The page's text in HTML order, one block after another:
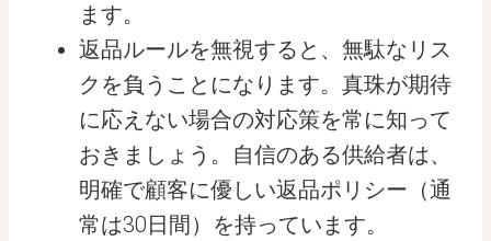
ます。
返品ルールを無視すると、無駄なリス
クを負うことになります。真珠が期待
に応えない場合の対応策を常に知って
おきましょう。自信のある供給者は、
明確で顧客に優しい返品ポリシー（通
常は30日間）を持っています。